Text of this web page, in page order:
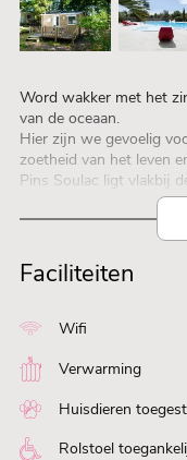
Word wakker met het
van de oceaan.
Hier zijn we gevoelig
zoetheid van het leven
Pins Soulac ligt vlakbij
Er zijn 150 plaatsen,
plaatsen midden in een
Tussen stacaravans,
elk wat wils en voor elk
camping is volledig
DUNE: charme en
lodge op palen.
Comfort XL!
Faciliteiten
Wifi
Verwarming
Huisdieren
Rolstoel